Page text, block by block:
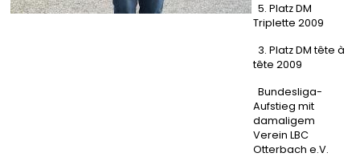
5. Platz DM
Triplette 2009
3. Platz DM tête à
tête 2009
Bundesliga-
Aufstieg mit
damaligem
Verein LBC
Otterbach e.V.